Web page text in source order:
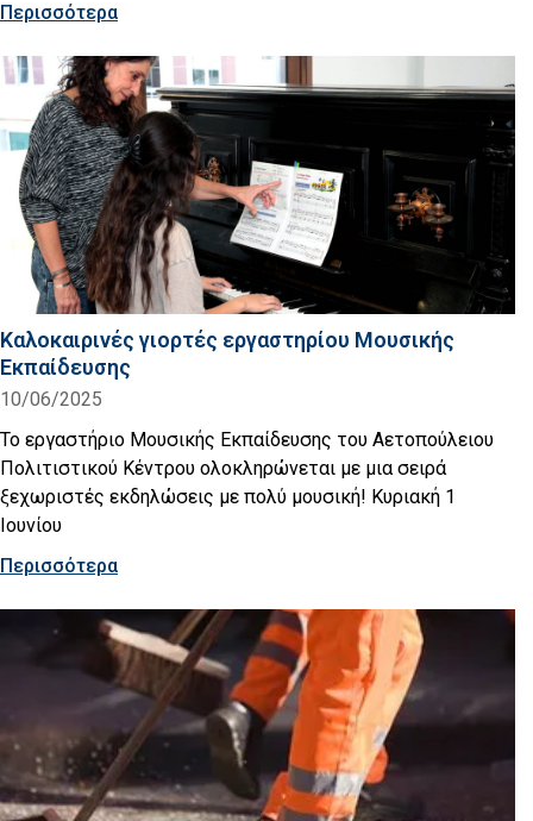
Περισσότερα
Καλοκαιρινές γιορτές εργαστηρίου Μουσικής
Εκπαίδευσης
10/06/2025
Το εργαστήριο Μουσικής Εκπαίδευσης του Αετοπούλειου
Πολιτιστικού Κέντρου ολοκληρώνεται με μια σειρά
ξεχωριστές εκδηλώσεις με πολύ μουσική! Kυριακή 1
Ιουνίου
Περισσότερα